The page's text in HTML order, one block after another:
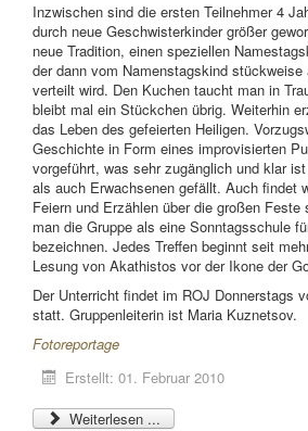
Inzwischen sind die ersten Teilnehmer 4
durch neue Geschwisterkinder größer
neue Tradition, einen speziellen
der dann vom Namenstagskind stückweise
verteilt wird. Den Kuchen taucht man in
bleibt mal ein Stückchen übrig. Weiterhin
das Leben des gefeierten Heiligen.
Geschichte in Form eines improvisierten
vorgeführt, was sehr zugänglich und klar
als auch Erwachsenen gefällt. Auch findet
Feiern und Erzählen über die großen
man die Gruppe als eine Sonntagsschule
bezeichnen. Jedes Treffen beginnt seit
Lesung von Akathistos vor der Ikone der
Der Unterricht findet im ROJ Donnerstags
statt. Gruppenleiterin ist Maria Kuznetsov.
Fotoreportage
Erstellt: 01. Februar 2010
Weiterlesen ...